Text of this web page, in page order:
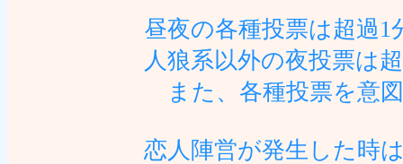
昼夜の各種投票は超過1
人狼系以外の夜投票は
また、各種投票を意
恋人陣営が発生した時